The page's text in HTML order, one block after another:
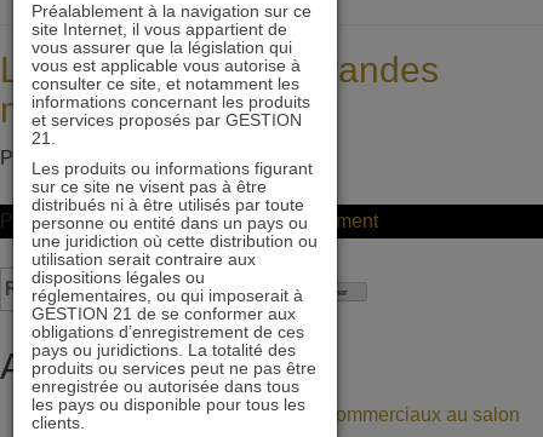
La croissance des grandes
marques ralentit
Posted on 29 octobre 2018 byddeltour
Posted inNon classifié(e) Leave a Commenton
ralentit
Rechercher :
Articles récents
Retrouvez nos gérants et commerciaux au salon
Préalablement à la navigation sur ce
site Internet, il vous appartient de
vous assurer que la législation qui
vous est applicable vous autorise à
consulter ce site, et notamment les
informations concernant les produits
et services proposés par GESTION
21.
Les produits ou informations figurant
sur ce site ne visent pas à être
distribués ni à être utilisés par toute
personne ou entité dans un pays ou
une juridiction où cette distribution ou
utilisation serait contraire aux
dispositions légales ou
réglementaires, ou qui imposerait à
GESTION 21 de se conformer aux
obligations d’enregistrement de ces
pays ou juridictions. La totalité des
produits ou services peut ne pas être
enregistrée ou autorisée dans tous
les pays ou disponible pour tous les
clients.